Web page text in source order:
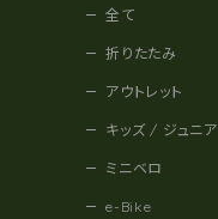
全て
折りたたみ
アウトレット
キッズ / ジュニア
ミニベロ
e-Bike